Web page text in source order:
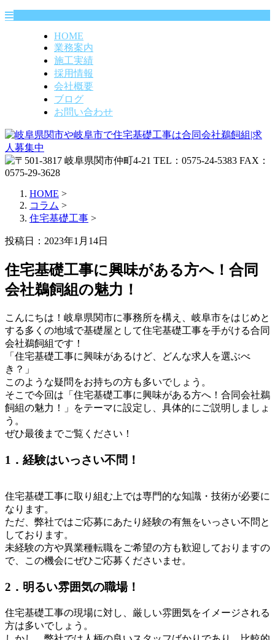
HOME
業務案内
施工実績
採用情報
会社概要
ブログ
お問い合わせ
HOME >
コラム >
住宅基礎工事 >
投稿日：2023年1月14日
住宅基礎工事に興味がある方へ！合同
会社鵜飼組の魅力！
こんにちは！岐阜県関市に事務所を構え、岐阜市をはじめと
する多くの地域で基礎屋として住宅基礎工事を手がける合同
会社鵜飼組です！
「住宅基礎工事に興味があるけど、どんな求人を選ぶべ
き？」
このような疑問をお持ちの方も多いでしょう。
そこで今回は「住宅基礎工事に興味がある方へ！合同会社鵜
飼組の魅力！」をテーマに設定し、具体的にご説明しましょ
う。
ぜひ最後までご覧ください！
1．経験はいっさい不問！
住宅基礎工事に取り組む上では専門的な知識・技術が必要に
なります。
ただ、弊社ではご応募にあたり経験の有無をいっさい不問と
しております。
未経験の方や異業種転職をご希望の方も歓迎しておりますの
で、この機会にぜひご応募くださいませ。
2．明るい雰囲気の職場！
住宅基礎工事の現場に対し、厳しい雰囲気をイメージされる
方は多いでしょう。